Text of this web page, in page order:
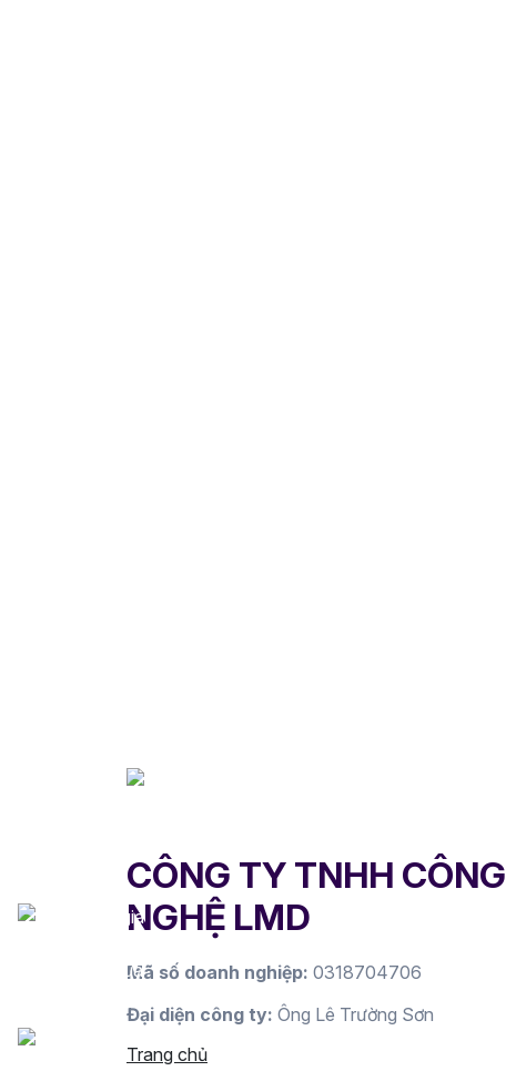
CÔNG TY TNHH CÔNG
NGHỆ LMD
Mã số doanh nghiệp: 0318704706
Đại diện công ty: Ông Lê Trường Sơn
Trang chủ